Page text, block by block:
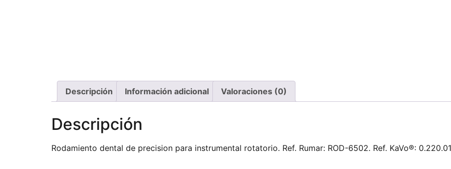
Descripción Información adicional Valoraciones (0)
Descripción
Rodamiento dental de precision para instrumental rotatorio. Ref. Rumar: ROD-6502. Ref. KaVo®: